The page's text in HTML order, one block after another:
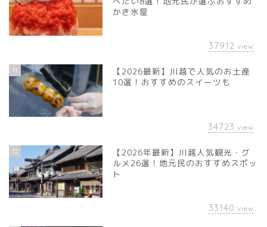
かき氷屋
37912 view
11
【2026最新】川越で人気のお土産
10選！おすすめのスイーツも
34723 view
12
【2026年最新】川越人気観光・グ
ルメ26選！地元民のおすすめスポッ
ト
33140 view